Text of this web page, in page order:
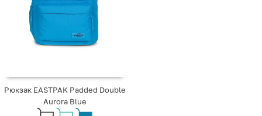
Рюкзак EASTPAK Padded Double
Aurora Blue